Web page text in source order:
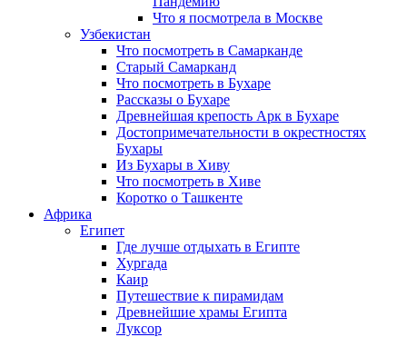
Что я посмотрела в Москве
Узбекистан
Что посмотреть в Самарканде
Старый Самарканд
Что посмотреть в Бухаре
Рассказы о Бухаре
Древнейшая крепость Арк в Бухаре
Достопримечательности в окрестностях
Бухары
Из Бухары в Хиву
Что посмотреть в Хиве
Коротко о Ташкенте
Африка
Египет
Где лучше отдыхать в Египте
Хургада
Каир
Путешествие к пирамидам
Древнейшие храмы Египта
Луксор